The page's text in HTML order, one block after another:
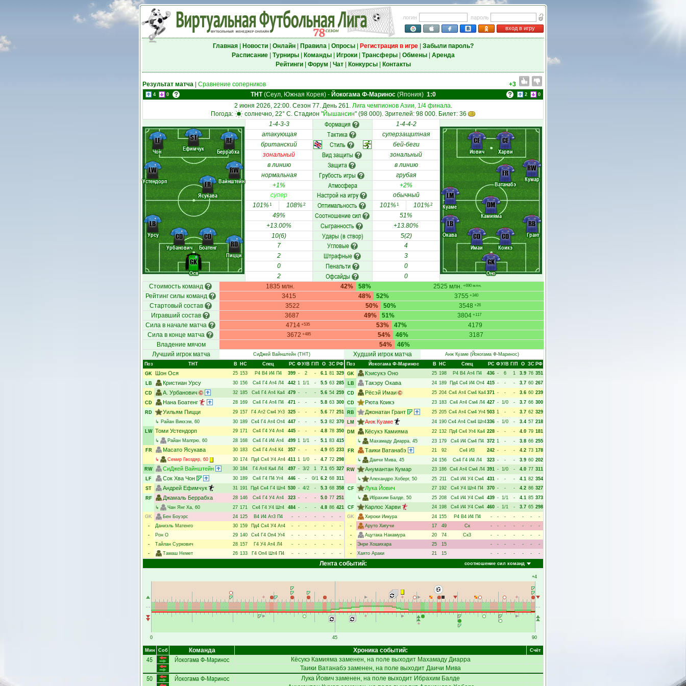
логин
пароль
вход в игру
Главная| Новости| Онлайн| Правила| Опросы| Регистрация в игре| Забыли пароль?
Расписание| Турниры| Команды| Игроки| Трансферы| Обмены| Аренда
Рейтинги| Форум Чат| Конкурсы| Контакты
Результат матча Сравнение соперников +3
4 0 ТНТ(Сеул, Южная Корея)- Йокогама Ф-Маринос(Япония) 1:0 2 0
2 июня 2026, 22:00. Сезон 77. День 261. Лига чемпионов Азии, 1/4 финала.
Погода:
солнечно, 22° C. Стадион "Йышансин" (98 000). Зрителей: 98 000. Билет: 36
Ося
Урсу
Урбанович
Боатенг
Пицци
Устендорп
Ясукава
Вайнштейн
Чон Ефимчук Беррабха
GK
LB
CD
CD
RD
LW
FR
RW
LF ST RF
1-4-3-3 Формация 1-4-4-2
Оно
Окава
Имаи
Коикэ
Грант
Куаме
Камияма
Ватанабэ
Кумар
Йович Харви
GK
LB
CD
CD
RB
LM
DM
FR
RW
CF CF
атакующая Тактика
суперзащитная
британский
Стиль
бей-беги
зональный
Вид защиты
зональный
в линию
Защита
в линию
нормальная
Грубость игры
грубая
+1%
Атмосфера
+2%
супер
Настрой на игру
обычный
101%1 108%2 Оптимальность 101%1 101%2
49% Соотношение сил
51%
+13.00%
Сыгранность
+13.80%
10(6)
Удары (в створ)
5(2)
7
Угловые
4
2
Штрафные
3
0
Пенальти
0
2
Офсайды
0
Стоимость команд
1835 млн. 42% 2525 млн. +690 млн.
58%
Рейтинг силы команд
3415 48% 3755 +340
52%
Стартовый состав
3522 50% 3548 +26
50%
Игравший состав
3687 49% 3804 +117
51%
Сила в начале матча
4714 +535 53% 4179
47%
Сила в конце матча
3672 +485 54% 3187
46%
Владение мячом
54%
46%
Лучший игрок матча
СиДжей Вайнштейн (ТНТ) Худший игрок матча Анж Куаме (Йокогама Ф-Маринос)
Поз
ТНТ В НC Спец РC ФУ/В Г/П О ЗС РФ
GK Шон Ося 25 153 Р4 В4 И4 П4 399 - 2 - 6.1 81 329
LB
Кристиан Урсу 30 156 Ск4 Г4 Ат4 Л4 442 1 1/1 - 5.5 63 285
CD
А. Урбанович 32 185 Ск4 Г4 Ат4 Ка4 479 - - - 5.6 54 259
CD
Нана Боатенг 28 169 Ск4 Г4 Ат4 П4 471 - - - 5.8 63 300
RD
Уильям Пицци 29 157 Г4 Ат2 См4 Уг3 325 - - - 5.6 77 251
↳ Райан Викхэм, 60 30 189 Ск4 Г4 Ат4 От4 447 - - - 5.3 82 370
LW Томи Устендорп 29 171 Ск4 Г4 У4 Ат4 445 - - - 4.8 78 350
↳
Райан Малгрю, 60 28 168 Ск4 Г4 И4 Ат4 499 1 1/1 - 5.1 83 415
FR
Масато Ясукава 30 183 Ск4 Г4 Ат4 К4 357 - - - 4.9 65 233
↳
Семир Гвоздяр, 60 30 174 Пд4 Ск4 У4 Ат4 411 1 1/0 - 4.7 72 298
RW
СиДжей Вайнштейн 30 184 Г4 Ат4 Ка4 Л4 497 - 3/2 1 7.1 65 327
LF
Сок Хва Чон 30 189 Ск4 Г4 П4 Уг4 446 - - 0/1 6.2 68 311
ST
Андрей Ефимчук 31 191 Пд4 Ск4 Г4 Шт4 530 - 4/2 - 5.3 68 358
RF
Джамаль Беррабха 28 146 Ск4 Г4 У4 Ат4 323 - - - 5.0 77 251
↳
Чан Янг Ха, 60 27 171 Ск4 Г4 У4 Шт4 484 - - - 4.8 86 421
GK
Бен Боуэрс 24 125 В4 И4 Ат3 П4 - - - - - -
-
-
Даниэль Матенго 30 159 Пд4 Ск4 У4 Ат4 - - - - - -
-
-
Рон О 29 140 Ск4 Г4 Оп4 Уг4 - - - - - -
-
-
Тайлан Суркович 28 157 Г4 У4 Ат4 Л4 - - - - - -
-
-
Тамаш Немет 26 133 Г4 Оп4 Шт4 П4 - - - - - - -
Поз Йокогама Ф-Маринос В НC Спец РC ФУ/В Г/П О ЗС РФ
GK
Кэисукэ Оно 25 198 Р4 В4 Ат4 П4 436 - 6 1 3.9 76 351
LB
Такэру Окава 24 189 Пд4 Ск4 И4 От4 415 - - - 3.7 60 267
CD
Рёсэй Имаи 25 204 Ск4 Ат4 См4 Ка4 371 - - - 3.6 60 239
CD
Рюта Коикэ 23 183 Ск4 Ат4 См4 Л4 427 - 1/0 - 3.7 66 300
RB
Джонатан Грант 25 205 Ск4 Ат4 См4 Уг4 503 1 - - 3.7 62 329
LM
Анж Куаме 24 190 Ск4 Ат4 См4 Шт4336 - 1/0 - 3.4 57 218
DM
Кёсукэ Камияма 22 132 Пд4 Ск4 Уг4 Ка4 228 - - - 4.0 79 181
↳
Махамаду Диарра, 45 23 179 Ск4 И4 См4 П4 372 1 - - 3.8 66 255
FR
Таики Ватанабэ 21 92 Ск4 И3 242 - - - 4.2 73 178
↳
Даичи Мива, 45 24 156 Ск4 Г4 И4 Л4 323 - - - 3.9 60 202
RW
Анумантан Кумар 23 186 Ск4 Ат4 См4 Л4 391 - 1/0 - 4.0 77 311
↳
Алехандро Хоберг, 50 25 211 Ск4 И4 У4 См4 431 - - - 4.1 82 354
CF
Лука Йович 27 192 Ск4 У4 Шт4 П4 370 - - - 4.2 86 327
↳
Ибрахим Балде, 50 25 208 Ск4 И4 У4 См4 439 - 1/1 - 4.1 85 373
CF
Карлос Харви 24 198 Ск4 И4 У4 См4 460 - 1/1 - 3.7 65 298
GK
Хироки Иикура 24 155 Р4 В4 И4 П4 - - - - - -
-
-
Аруто Хигучи 17 49 Ск - - - - - -
-
-
Ацутака Накамура 20 74 Ск3 - - - - - -
-
-
Энри Хошихара 25 15 - - - - - -
-
-
Хаято Араки 21 15 - - - - - -
-
соотношение сил команд
Лента событий:
0 45
+4
90
Мин Соб Команда Хроника событий: Счёт
45 Йокогама Ф-Маринос Кёсукэ Камиямазаменен, на поле выходит Махамаду Диарра
Таики Ватанабэ заменен, на поле выходит Даичи Мива
50 Йокогама Ф-Маринос Лука Йович заменен, на поле выходит Ибрахим Балде